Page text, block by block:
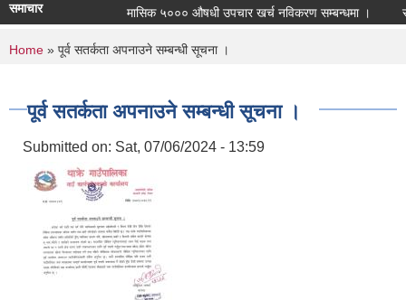
समाचार मासिक ५००० औषधी उपचार खर्च नविकरण सम्बन्धमा ।
You are here
Home » पूर्व सतर्कता अपनाउने सम्बन्धी सूचना ।
पूर्व सतर्कता अपनाउने सम्बन्धी सूचना ।
Submitted on: Sat, 07/06/2024 - 13:59